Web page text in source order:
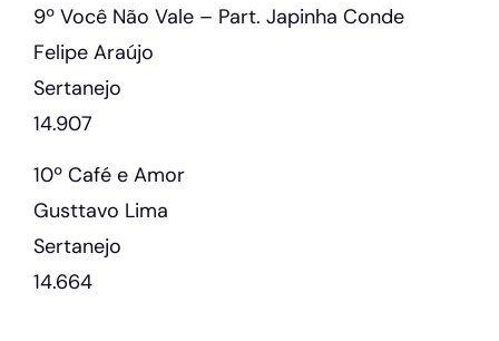
9º Você Não Vale – Part. Japinha Conde
Felipe Araújo
Sertanejo
14.907
10º Café e Amor
Gusttavo Lima
Sertanejo
14.664